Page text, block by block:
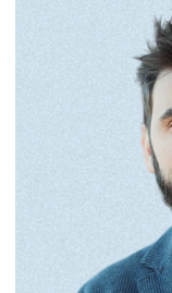
Дата и
Москва,
Средняя
25, стр. 1,
9 июля